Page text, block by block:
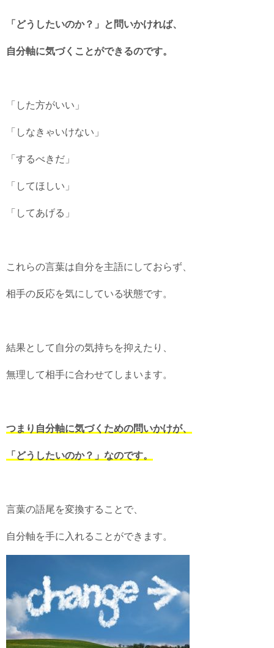
「どうしたいのか？」と問いかければ、
自分軸に気づくことができるのです。
「した方がいい」
「しなきゃいけない」
「するべきだ」
「してほしい」
「してあげる」
これらの言葉は自分を主語にしておらず、
相手の反応を気にしている状態です。
結果として自分の気持ちを抑えたり、
無理して相手に合わせてしまいます。
つまり自分軸に気づくための問いかけが、
「どうしたいのか？」なのです。
言葉の語尾を変換することで、
自分軸を手に入れることができます。